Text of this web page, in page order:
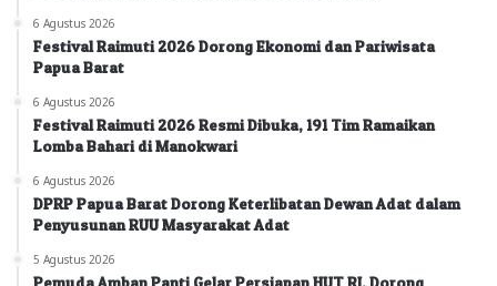
6 Agustus 2026
Festival Raimuti 2026 Dorong Ekonomi dan Pariwisata
Papua Barat
6 Agustus 2026
Festival Raimuti 2026 Resmi Dibuka, 191 Tim Ramaikan
Lomba Bahari di Manokwari
6 Agustus 2026
DPRP Papua Barat Dorong Keterlibatan Dewan Adat dalam
Penyusunan RUU Masyarakat Adat
5 Agustus 2026